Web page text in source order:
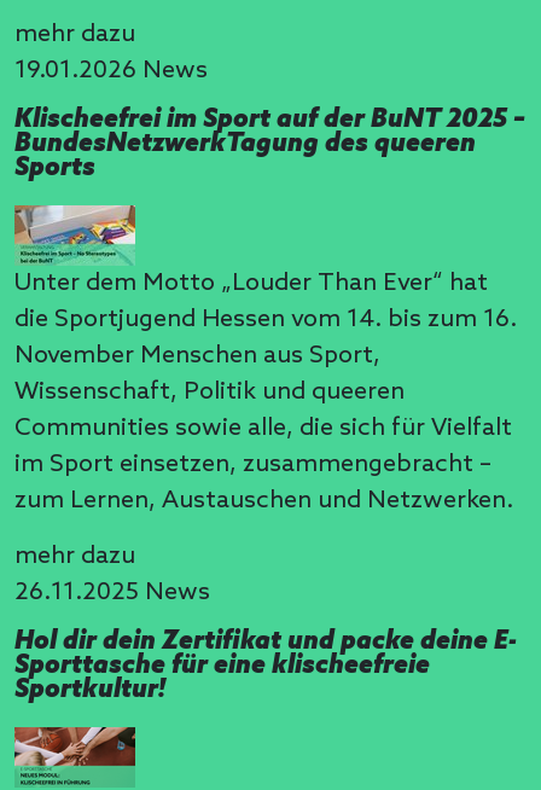
mehr dazu
19.01.2026 News
Klischeefrei im Sport auf der BuNT 2025 –
BundesNetzwerkTagung des queeren
Sports
Unter dem Motto „Louder Than Ever“ hat
die Sportjugend Hessen vom 14. bis zum 16.
November Menschen aus Sport,
Wissenschaft, Politik und queeren
Communities sowie alle, die sich für Vielfalt
im Sport einsetzen, zusammengebracht –
zum Lernen, Austauschen und Netzwerken.
mehr dazu
26.11.2025 News
Hol dir dein Zertifikat und packe deine E-
Sporttasche für eine klischeefreie
Sportkultur!